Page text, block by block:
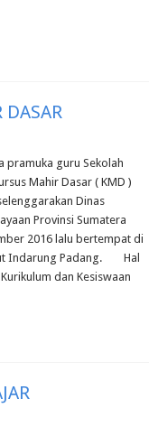
pramuka guru Sekolah
Mahir Dasar ( KMD )
Dinas
Provinsi Sumatera
2016 lalu bertempat di
Indarung Padang. Hal
dan Kesiswaan